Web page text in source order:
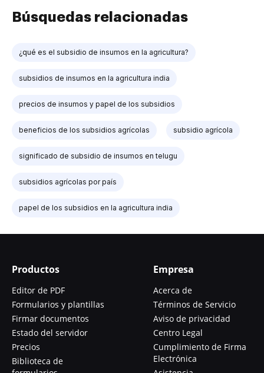
Búsquedas relacionadas
¿qué es el subsidio de insumos en la agricultura?
subsidios de insumos en la agricultura india
precios de insumos y papel de los subsidios
beneficios de los subsidios agrícolas subsidio agrícola
significado de subsidio de insumos en telugu
subsidios agrícolas por país
papel de los subsidios en la agricultura india
Productos
Editor de PDF
Formularios y plantillas
Firmar documentos
Estado del servidor
Precios
Biblioteca de
Empresa
Acerca de
Términos de Servicio
Aviso de privacidad
Centro Legal
Cumplimiento de Firma
Electrónica